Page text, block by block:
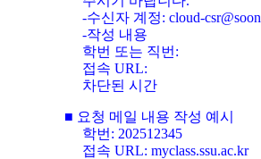
-수신자 계정: cloud-
-작성 내용
학번 또는 직번:
접속 URL:
차단된 시간
■ 요청 메일 내용 작성 예시
학번: 202512345
접속 URL: myclass.ssu.ac.kr